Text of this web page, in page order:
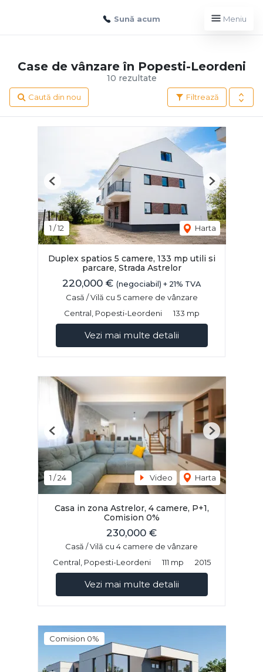
Sună acum Meniu
10 rezultate
Case de vânzare în Popesti-Leordeni
Filtrează
Caută din nou
1 /12 Harta
Previous Next
Duplex spatios 5 camere, 133 mp utili si
parcare, Strada Astrelor
220,000 € (negociabil) + 21% TVA
Casă / Vilă cu 5 camere de vânzare
Central, Popesti-Leordeni
133 mp
Vezi mai multe detalii
1 /24 Video Harta
Previous Next
Casa in zona Astrelor, 4 camere, P+1,
Comision 0%
230,000 €
Casă / Vilă cu 4 camere de vânzare
Central, Popesti-Leordeni
111 mp 2015
Vezi mai multe detalii
Comision 0%